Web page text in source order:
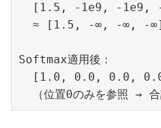
[1.5, -1e9, -1e9,
  ≈ [1.5, -∞, -∞, -∞]
Softmax適用後：
[1.0, 0.0, 0.0,
（位置0のみを参照 → 合